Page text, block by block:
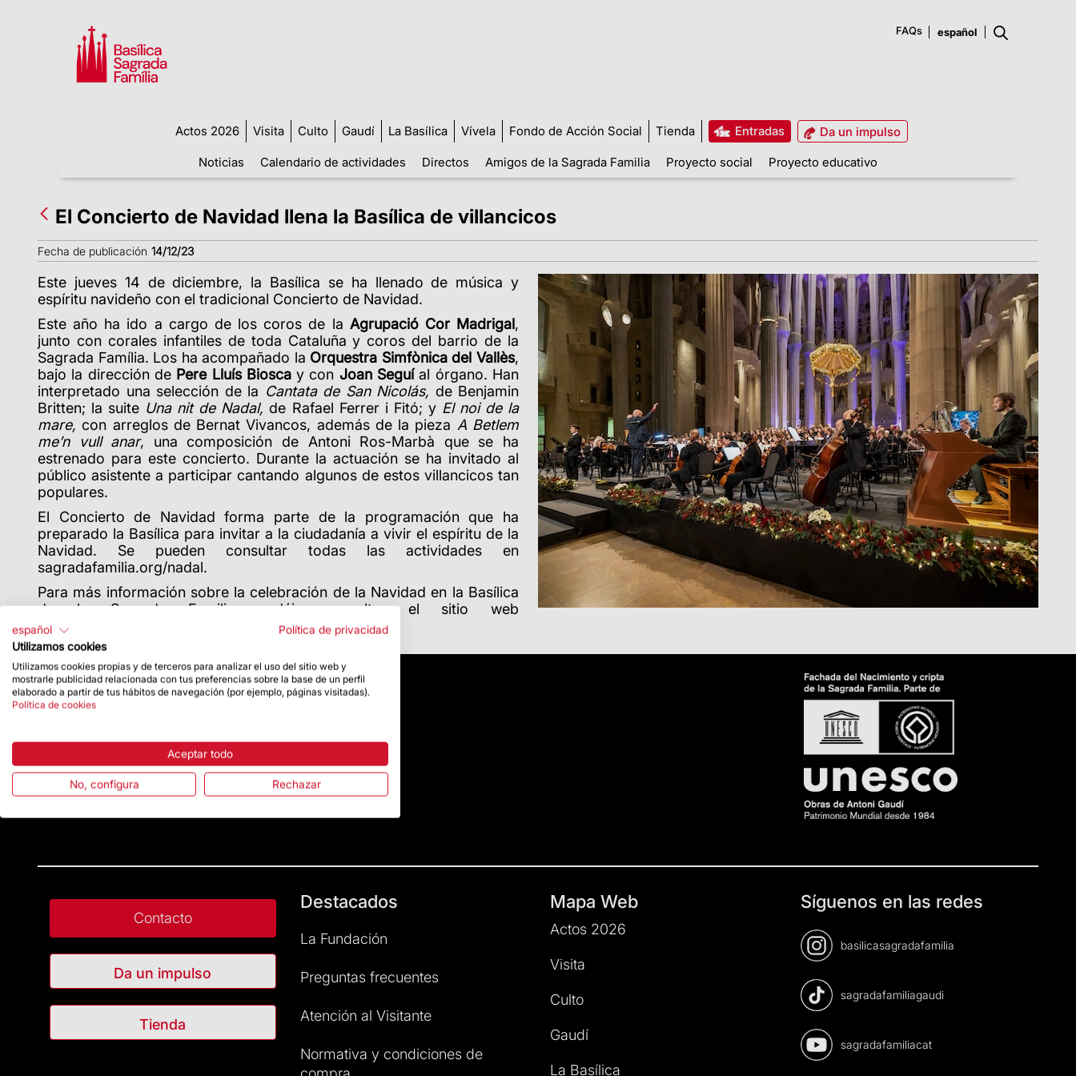
FAQs
Actos 2026 Visita Culto Gaudí La Basílica Vívela Fondo de Acción Social Tienda Entradas
Da un impulso
Noticias
Calendario de actividades Directos Amigos de la Sagrada Familia Proyecto social Proyecto educativo
El Concierto de Navidad llena la Basílica de villancicos
Fecha de publicación 14/12/23
Este jueves 14 de diciembre, la Basílica se ha llenado de música y
espíritu navideño con el tradicional Concierto de Navidad.
Este año ha ido a cargo de los coros de la Agrupació Cor Madrigal,
junto con corales infantiles de toda Cataluña y coros del barrio de la
Sagrada Família. Los ha acompañado la Orquestra Simfònica del Vallès,
bajo la dirección de Pere Lluís Bioscay con Joan Seguíal órgano. Han
interpretado una selección de la Cantata de San Nicolás, de Benjamin
Britten; la suite Una nit de Nadal, de Rafael Ferrer i Fitó; y El noi de la
mare, con arreglos de Bernat Vivancos, además de la pieza A Betlem
me’n vull anar, una composición de Antoni Ros-Marbà que se ha
estrenado para este concierto. Durante la actuación se ha invitado al
público asistente a participar cantando algunos de estos villancicos tan
populares.
El Concierto de Navidad forma parte de la programación que ha
preparado la Basílica para invitar a la ciudadanía a vivir el espíritu de la
Navidad. Se pueden consultar todas las actividades en
sagradafamilia.org/nadal.
Para más información sobre la celebración de la Navidad en la Basílica
de la Sagrada Familia podéis consultar el sitio web
www.sagradafamilia.org
Contacto
Da un impulso
Tienda
Destacados
La Fundación
Preguntas frecuentes
Atención al Visitante
Normativa y condiciones de
Mapa Web
Actos 2026
Visita
Culto
Gaudí
La Basílica
Síguenos en las redes
basilicasagradafamilia
sagradafamiliagaudi
sagradafamiliacat
español
Política de privacidad
Utilizamos cookies
Utilizamos cookies propias y de terceros para analizar el uso del sitio web y
mostrarle publicidad relacionada con tus preferencias sobre la base de un perfil
elaborado a partir de tus hábitos de navegación (por ejemplo, páginas visitadas).
Política de cookies
Aceptar todo
No, configura Rechazar